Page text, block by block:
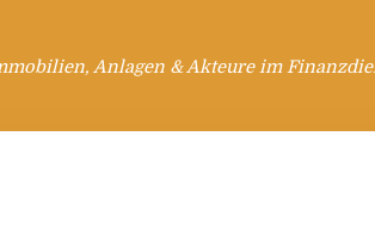
Anlagen & Akteure im